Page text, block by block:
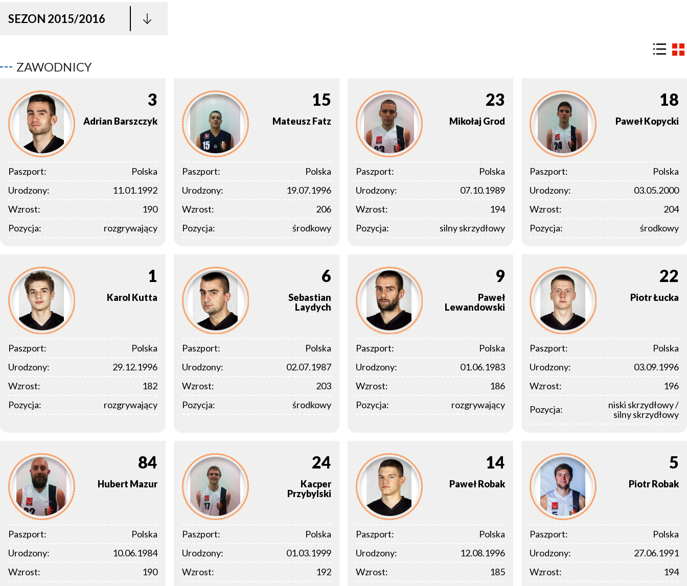
SEZON 2015/2016
ZAWODNICY
3
Adrian Barszczyk
Paszport:
Polska
Urodzony:
11.01.1992
Wzrost:
190
Pozycja:
rozgrywający
15
Mateusz Fatz
Paszport:
Polska
Urodzony:
19.07.1996
Wzrost:
206
Pozycja:
środkowy
23
Mikołaj Grod
Paszport:
Polska
Urodzony:
07.10.1989
Wzrost:
194
Pozycja:
silny skrzydłowy
18
PawełKopycki
Paszport:
Polska
Urodzony:
03.05.2000
Wzrost:
204
Pozycja:
środkowy
1
Karol Kutta
Paszport:
Polska
Urodzony:
29.12.1996
Wzrost:
182
Pozycja:
rozgrywający
6
Sebastian
Laydych
Paszport:
Polska
Urodzony:
02.07.1987
Wzrost:
203
Pozycja:
środkowy
9
Paweł
Lewandowski
Paszport:
Polska
Urodzony:
01.06.1983
Wzrost:
186
Pozycja:
rozgrywający
22
PiotrŁucka
Paszport:
Polska
Urodzony:
03.09.1996
Wzrost:
196
Pozycja:
niski skrzydłowy /
silny skrzydłowy
84
Hubert Mazur
Paszport:
Polska
Urodzony:
10.06.1984
Wzrost:
190
24
Kacper
Przybylski
Paszport:
Polska
Urodzony:
01.03.1999
Wzrost:
192
14
PawełRobak
Paszport:
Polska
Urodzony:
12.08.1996
Wzrost:
185
5
PiotrRobak
Paszport:
Polska
Urodzony:
27.06.1991
Wzrost:
194